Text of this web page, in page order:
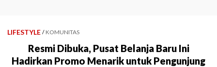
LIFESTYLE / KOMUNITAS
Resmi Dibuka, Pusat Belanja Baru Ini
Hadirkan Promo Menarik untuk Pengunjung